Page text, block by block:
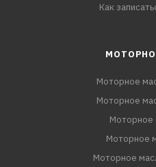
Как
Моторное
Моторное
Моторное
Моторное
Моторное